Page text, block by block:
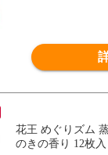
花王 めぐりズム
のきの香り 12枚入